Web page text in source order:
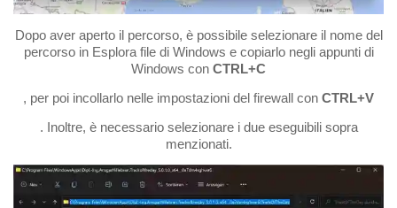
Dopo aver aperto il percorso, è possibile selezionare il nome del
percorso in Esplora file di Windows e copiarlo negli appunti di
Windows con CTRL+C
, per poi incollarlo nelle impostazioni del firewall con CTRL+V
. Inoltre, è necessario selezionare i due eseguibili sopra
menzionati.